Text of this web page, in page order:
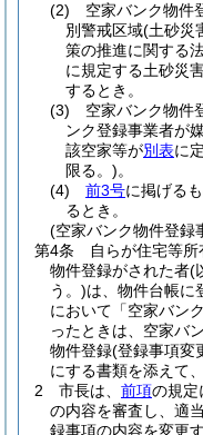
(2)
空家バンク物件
別警戒区域(土砂災
策の推進に関する
に規定する土砂災
するとき。
(3)
空家バンク物件
ンク登録事業者が
該空家等が別表に
限る。)。
(4)
前3号に掲げる
るとき。
(空家バンク物件登録
第4条
自らが住宅等
物件登録がされた者(
う。)は、物件台帳に
において「空家バン
ったときは、空家バ
物件登録(登録事項変
にする書類を添えて
2
市長は、 前項の規定
の内容を審査し、適
録事項の内容を変更